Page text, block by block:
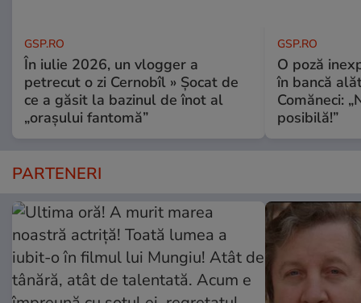
GSP.RO
În iulie 2026, un vlogger a
petrecut o zi Cernobîl » Șocat de
ce a găsit la bazinul de înot al
„orașului fantomă”
GSP.RO
O poză
în bancă
Comăneci:
posibilă!”
PARTENERI